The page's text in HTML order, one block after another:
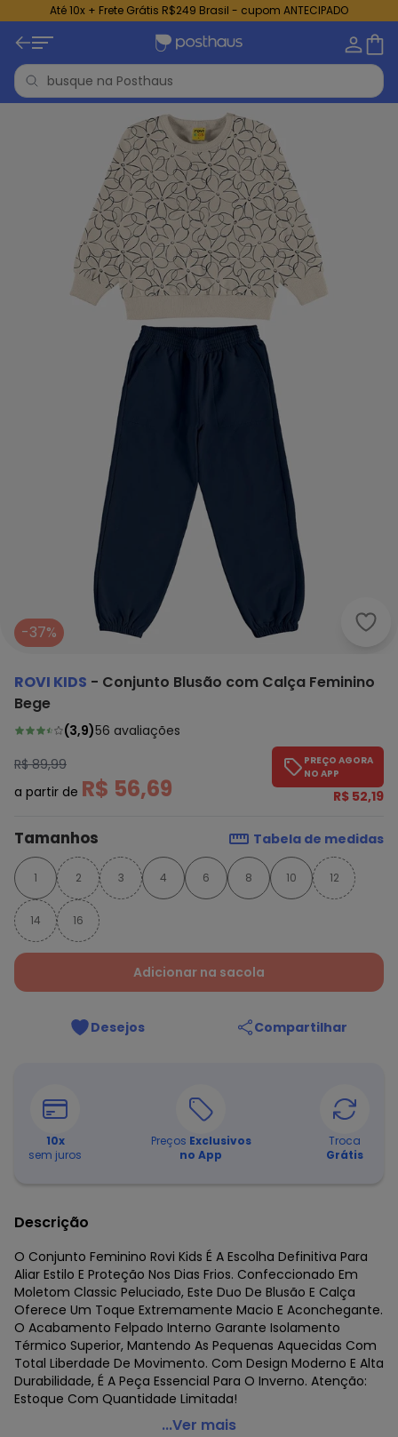
Até 10x + Frete Grátis R$249 Brasil - cupom ANTECIPADO
-37%
ROVI KIDS - Conjunto Blusão com Calça Feminino
Bege
(3,9)56 avaliações
R$ 89,99
a partir de R$ 56,69
PREÇO AGORA
NO APP
R$ 52,19
Tamanhos Tabela de medidas
1 2 3 4 6 8 10 12
14 16
Adicionar na sacola
Desejos Compartilhar
10x
sem juros
Preços Exclusivos
no App
Troca
Grátis
Descrição
O Conjunto Feminino Rovi Kids É A Escolha Definitiva Para
Aliar Estilo E Proteção Nos Dias Frios. Confeccionado Em
Moletom Classic Peluciado, Este Duo De Blusão E Calça
Oferece Um Toque Extremamente Macio E Aconchegante.
O Acabamento Felpado Interno Garante Isolamento
Térmico Superior, Mantendo As Pequenas Aquecidas Com
Total Liberdade De Movimento. Com Design Moderno E Alta
Durabilidade, É A Peça Essencial Para O Inverno. Atenção:
Estoque Com Quantidade Limitada!
Rovi Kids - Conjunto Blusão com Calça Feminino Bege
...Ver mais